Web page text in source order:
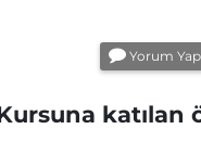
Yorum Yap
katılan